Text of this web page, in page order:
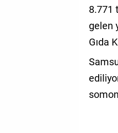
8.771
gelen
Gıda